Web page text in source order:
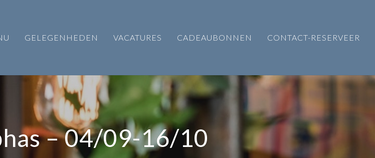
GELEGENHEDEN VACATURES CADEAUBONNEN CONTACT-RESERVEER
– 04/09-16/10